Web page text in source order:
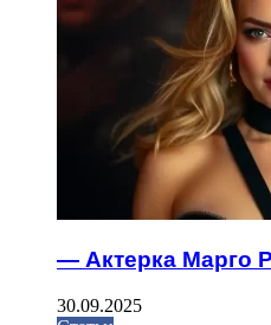
— Актерка Марго
30.09.2025